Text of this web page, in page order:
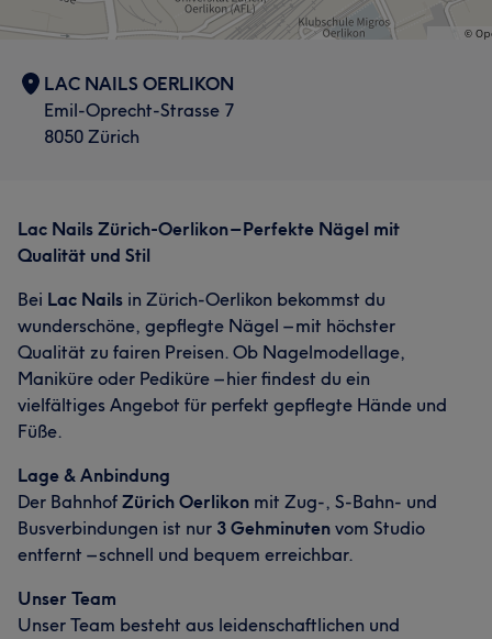
LAC NAILS OERLIKON
Emil-Oprecht-Strasse 7
8050 Zürich
Lac Nails Zürich-Oerlikon – Perfekte Nägel mit
Qualität und Stil
Bei Lac Nails in Zürich-Oerlikon bekommst du
wunderschöne, gepflegte Nägel – mit höchster
Qualität zu fairen Preisen. Ob Nagelmodellage,
Maniküre oder Pediküre – hier findest du ein
vielfältiges Angebot für perfekt gepflegte Hände und
Füße.
Lage & Anbindung
Der Bahnhof Zürich Oerlikon mit Zug-, S-Bahn- und
Busverbindungen ist nur 3 Gehminuten vom Studio
entfernt – schnell und bequem erreichbar.
Unser Team
Unser Team besteht aus leidenschaftlichen und